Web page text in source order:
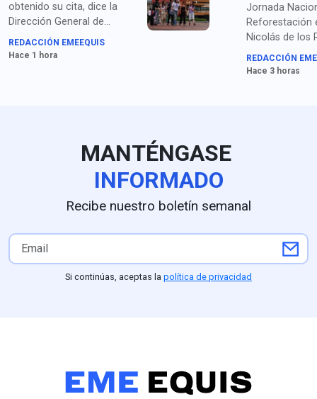
obtenido su cita, dice la
Dirección General de
Administración Escolar de
la UNAM, mientras siguen
REDACCIÓN EMEEQUIS
Hace 1 hora
Jornada
Reforestación
Nicolás de los
Puebla,
el cambio de
REDACCIÓN
Hace 3 horas
MANTÉNGASE
INFORMADO
Recibe nuestro boletín semanal
Si continúas, aceptas la política de privacidad